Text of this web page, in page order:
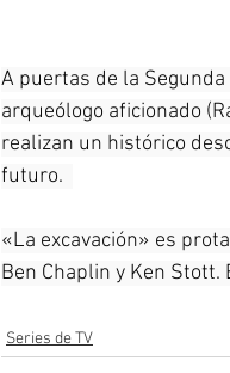
A puertas de la
arqueólogo aficionado
realizan un histórico
futuro.
«La excavación» es
Ben Chaplin y Ken Stott.
Series de TV